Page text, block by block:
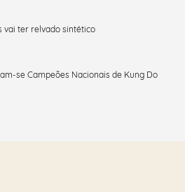
vai ter relvado sintético
se Campeões Nacionais de Kung Do